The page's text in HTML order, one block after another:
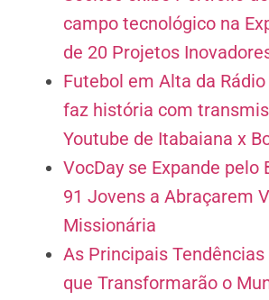
campo tecnológico na
de 20 Projetos
Futebol em Alta da
faz história com
Youtube de Itabaiana x
VocDay se Expande pelo
91 Jovens a Abraçarem
Missionária
As Principais
que Transformarão o